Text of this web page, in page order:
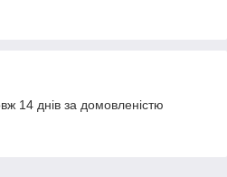
14 днів за домовленістю